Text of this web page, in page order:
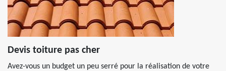
Devis toiture pas cher
Avez-vous un budget un peu serré pour la réalisation de votre